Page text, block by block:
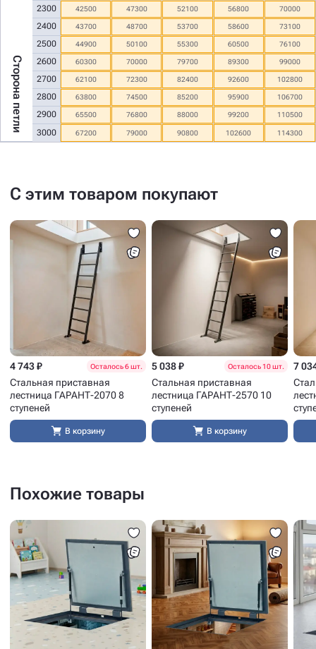
Сторона петли
2300
2400
2500
2600
2700
2800
2900
3000
42500 47300 52100 56800 70000
43700 48700 53700 58600 73100
44900 50100 55300 60500 76100
60300 70000 79700 89300 99000
62100 72300 82400 92600 102800
63800 74500 85200 95900 106700
65500 76800 88000 99200 110500
67200 79000 90800 102600 114300
С этим товаром покупают
4 743 ₽ Осталось 6 шт.
Стальная приставная
лестница ГАРАНТ-2070 8
ступеней
В корзину
5 038 ₽ Осталось 10 шт.
Стальная приставная
лестница ГАРАНТ-2570 10
ступеней
В корзину
7
Похожие товары